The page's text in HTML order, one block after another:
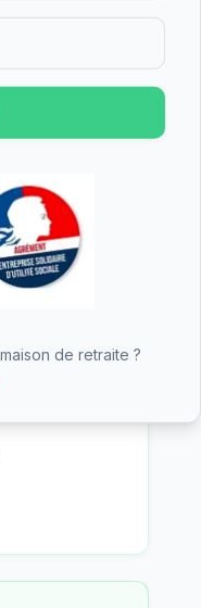
temporaire,
aux
pour un
offrant
taille
de retraite ?